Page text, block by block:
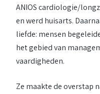
ANIOS cardiologie/
en werd huisarts.
liefde: mensen
het gebied van
vaardigheden.
Ze maakte de overstap